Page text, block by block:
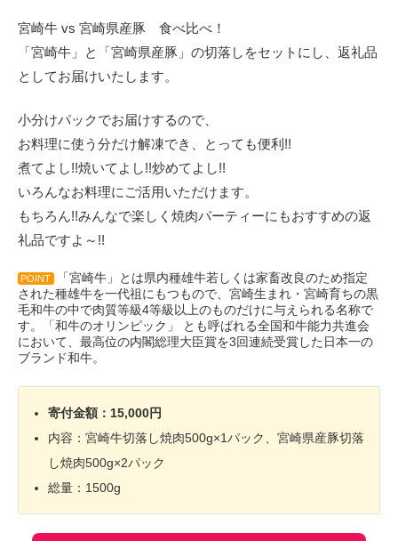
宮崎牛 vs 宮崎県産豚 食べ比べ！
「宮崎牛」と「宮崎県産豚」の切落しをセットにし、返礼品
としてお届けいたします。
小分けパックでお届けするので、
お料理に使う分だけ解凍でき、とっても便利!!
煮てよし!!焼いてよし!!炒めてよし!!
いろんなお料理にご活用いただけます。
もちろん!!みんなで楽しく焼肉パーティーにもおすすめの返
礼品ですよ～!!
POINT
「宮崎牛」とは県内種雄牛若しくは家畜改良のため指定
された種雄牛を一代祖にもつもので、宮崎生まれ・宮崎育ちの黒
毛和牛の中で肉質等級4等級以上のものだけに与えられる名称で
す。「和牛のオリンピック」 とも呼ばれる全国和牛能力共進会
において、最高位の内閣総理大臣賞を3回連続受賞した日本一の
ブランド和牛。
寄付金額：15,000円
内容：宮崎牛切落し焼肉500g×1パック、宮崎県産豚切落
し焼肉500g×2パック
総量：1500g